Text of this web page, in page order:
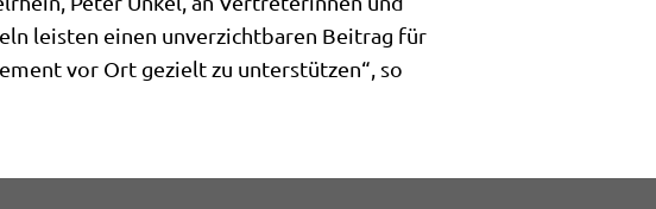
leisten einen unverzichtbaren Beitrag für
vor Ort gezielt zu unterstützen“, so